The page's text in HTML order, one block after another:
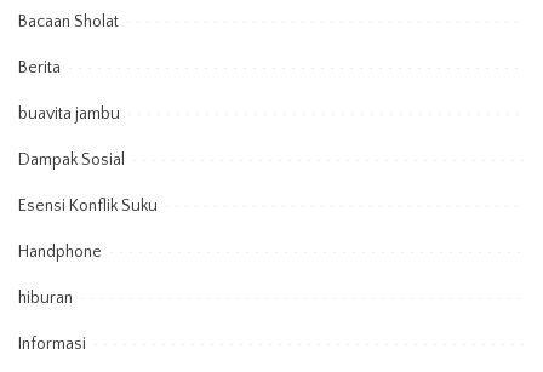
Bacaan Sholat
Berita
buavita jambu
Dampak Sosial
Esensi Konflik Suku
Handphone
hiburan
Informasi